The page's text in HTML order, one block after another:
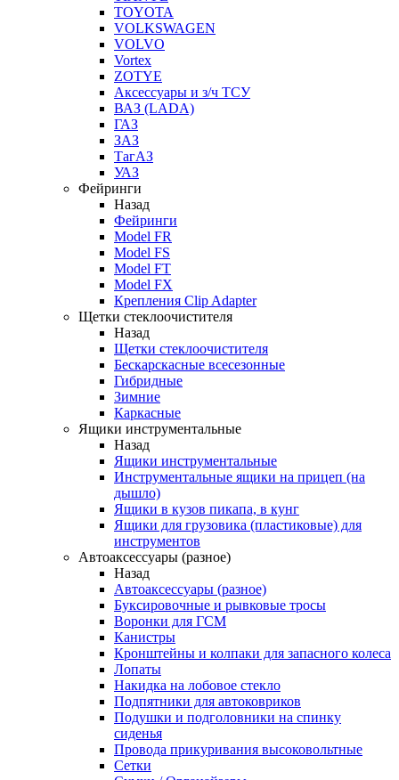
TOYOTA
VOLKSWAGEN
VOLVO
Vortex
ZOTYE
Аксессуары и з/ч ТСУ
ВАЗ (LADA)
ГАЗ
ЗАЗ
ТагАЗ
УАЗ
Фейринги
Назад
Фейринги
Model FR
Model FS
Model FT
Model FX
Крепления Clip Adapter
Щетки стеклоочистителя
Назад
Щетки стеклоочистителя
Бескарскасные всесезонные
Гибридные
Зимние
Каркасные
Ящики инструментальные
Назад
Ящики инструментальные
Инструментальные ящики на прицеп (на
дышло)
Ящики в кузов пикапа, в кунг
Ящики для грузовика (пластиковые) для
инструментов
Автоаксессуары (разное)
Назад
Автоаксессуары (разное)
Буксировочные и рывковые тросы
Воронки для ГСМ
Канистры
Кронштейны и колпаки для запасного колеса
Лопаты
Накидка на лобовое стекло
Подпятники для автоковриков
Подушки и подголовники на спинку
сиденья
Провода прикуривания высоковольтные
Сетки